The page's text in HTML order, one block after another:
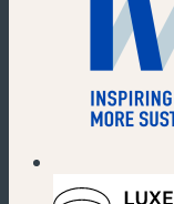
(nouvelle